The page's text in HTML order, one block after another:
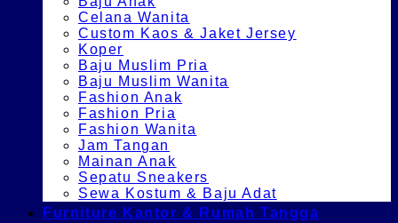
Celana Wanita
Custom Kaos & Jaket Jersey
Koper
Baju Muslim Pria
Baju Muslim Wanita
Fashion Anak
Fashion Pria
Fashion Wanita
Jam Tangan
Mainan Anak
Sepatu Sneakers
Sewa Kostum & Baju Adat
Furniture Kantor & Rumah Tangga